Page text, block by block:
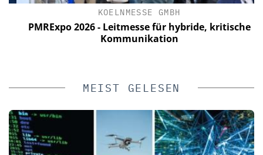
KOELNMESSE GMBH
PMRExpo 2026 - Leitmesse für hybride, kritische
Kommunikation
MEIST GELESEN